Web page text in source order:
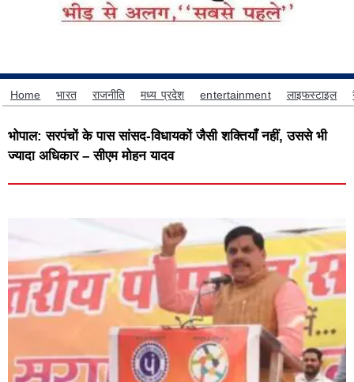
Home भारत राजनीति मध्य प्रदेश entertainment लाइफस्टाइल
भोपाल: सरपंचों के पास सांसद-विधायकों जैसी शक्तियाँ नहीं, उससे भी
ज्यादा अधिकार – सीएम मोहन यादव